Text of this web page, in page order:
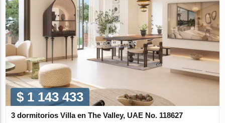
$ 1 143 433
3 dormitorios Villa en The Valley, UAE No. 118627